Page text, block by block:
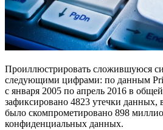
Проиллюстрировать сложившуюся
следующими цифрами: по данным
с января 2005 по апрель 2016 в
зафиксировано 4823 утечки данных,
было скомпрометировано 898
конфиденциальных данных.